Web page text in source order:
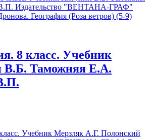
8 класс. Учебник
В.Б. Таможняя Е.А.